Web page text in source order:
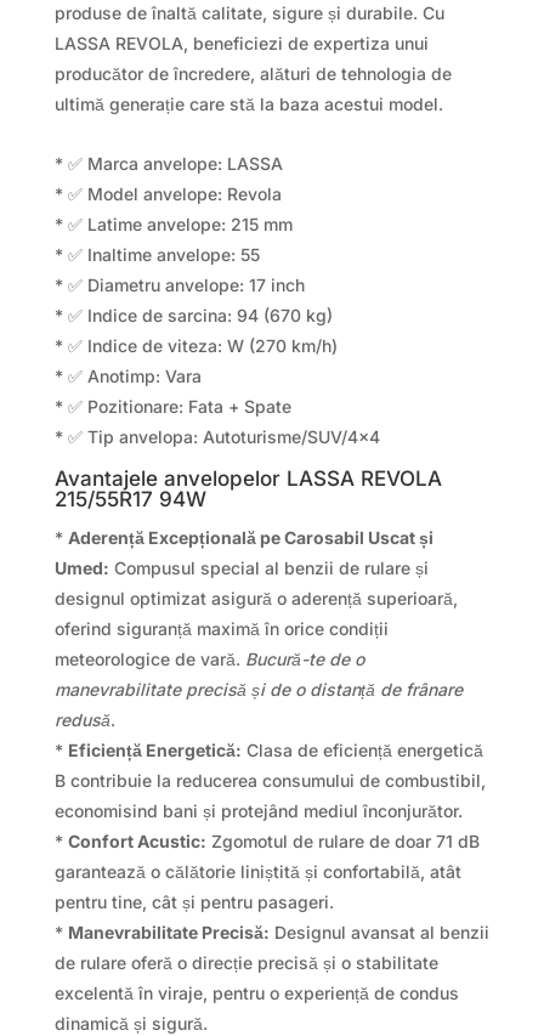
produse de înaltă calitate, sigure și durabile. Cu
LASSA REVOLA, beneficiezi de expertiza unui
producător de încredere, alături de tehnologia de
ultimă generație care stă la baza acestui model.
* ✅ Marca anvelope: LASSA
* ✅ Model anvelope: Revola
* ✅ Latime anvelope: 215 mm
* ✅ Inaltime anvelope: 55
* ✅ Diametru anvelope: 17 inch
* ✅ Indice de sarcina: 94 (670 kg)
* ✅ Indice de viteza: W (270 km/h)
* ✅ Anotimp: Vara
* ✅ Pozitionare: Fata + Spate
* ✅ Tip anvelopa: Autoturisme/SUV/4×4
Avantajele anvelopelor LASSA REVOLA
215/55R17 94W
* Aderență Excepțională pe Carosabil Uscat și
Umed: Compusul special al benzii de rulare și
designul optimizat asigură o aderență superioară,
oferind siguranță maximă în orice condiții
meteorologice de vară. Bucură-te de o
manevrabilitate precisă și de o distanță de frânare
redusă.
* Eficiență Energetică: Clasa de eficiență energetică
B contribuie la reducerea consumului de combustibil,
economisind bani și protejând mediul înconjurător.
* Confort Acustic: Zgomotul de rulare de doar 71 dB
garantează o călătorie liniștită și confortabilă, atât
pentru tine, cât și pentru pasageri.
* Manevrabilitate Precisă: Designul avansat al benzii
de rulare oferă o direcție precisă și o stabilitate
excelentă în viraje, pentru o experiență de condus
dinamică și sigură.